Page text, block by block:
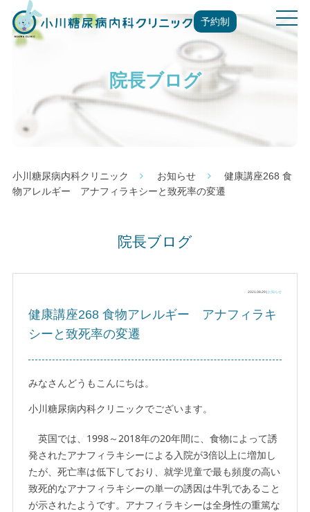
予約制
t
o
g
院長ブログ
小川糖尿病内科クリニック お知らせ
健康講座268 食
物アレルギー アナフィラキシーと致死率の変遷
院長ブログ
2021.08.29 |お知らせ
健康講座268 食物アレルギー アナフィラキ
シーと致死率の変遷
みなさんどうもこんにちは。
小川糖尿病内科クリニックでございます。
英国では、1998～2018年の20年間に、食物によって誘
発されたアナフィラキシーによる入院が3倍以上に増加し
たが、死亡率は低下しており、就学児童で最も頻度の高い
致死的なアナフィラキシーの単一の誘因は牛乳であること
が示されたようです。アナフィラキシーは全身性の重篤な